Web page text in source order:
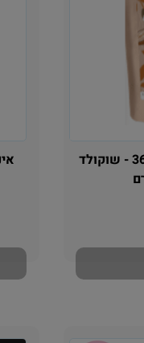
אינספריישן קרמליה 36% - שוקולד